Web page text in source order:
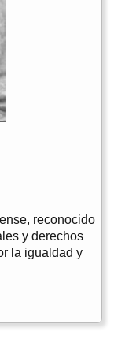
reconocido
y derechos
la igualdad y